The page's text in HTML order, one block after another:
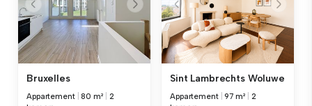
Bruxelles
Appartement |80 m²
2
Sint Lambrechts Woluwe
Appartement |97 m²
2